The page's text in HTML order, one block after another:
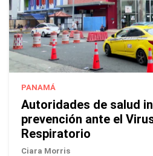
PANAMÁ
Autoridades de salud
prevención ante el
Respiratorio
Ciara Morris